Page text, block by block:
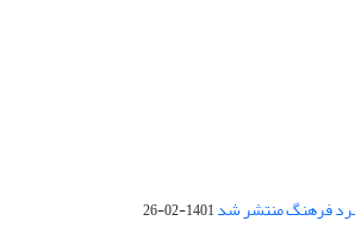
1401-02-26